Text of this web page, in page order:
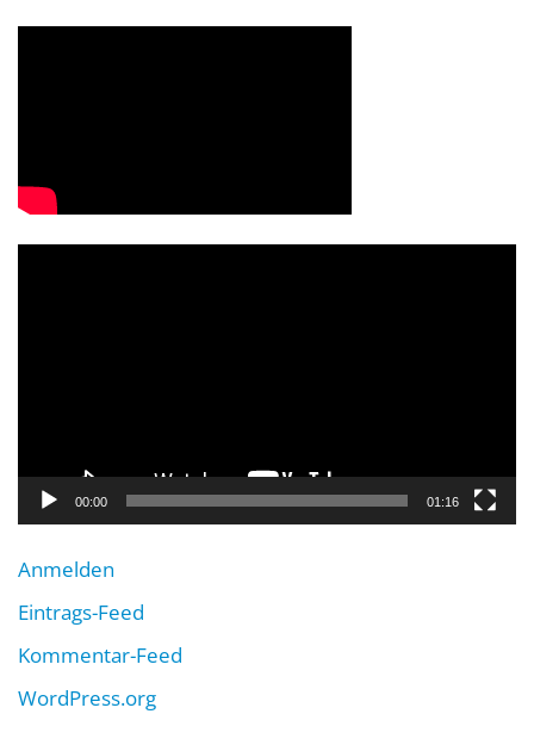
00:00 01:16
Anmelden
Eintrags-Feed
Kommentar-Feed
WordPress.org